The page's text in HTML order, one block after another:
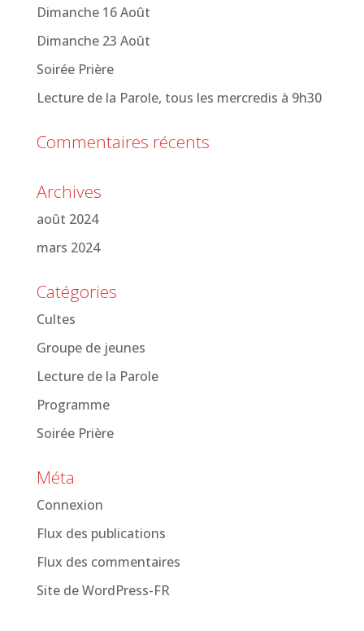
Dimanche 16 Août
Dimanche 23 Août
Soirée Prière
Lecture de la Parole, tous les mercredis à 9h30
Commentaires récents
Archives
août 2024
mars 2024
Catégories
Cultes
Groupe de jeunes
Lecture de la Parole
Programme
Soirée Prière
Méta
Connexion
Flux des publications
Flux des commentaires
Site de WordPress-FR